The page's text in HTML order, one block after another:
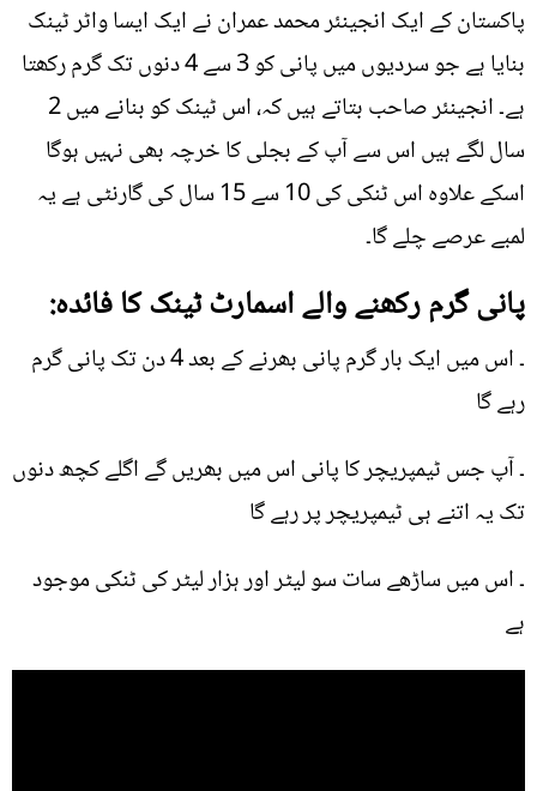
پاکستان کے ایک انجینئر محمد عمران نے ایک ایسا واٹر ٹینک
بنایا ہے جو سردیوں میں پانی کو 3 سے 4 دنوں تک گرم رکھتا
ہے۔ انجینئر صاحب بتاتے ہیں کہ، اس ٹینک کو بنانے میں 2
سال لگے ہیں اس سے آپ کے بجلی کا خرچہ بھی نہیں ہوگا
اسکے علاوہ اس ٹنکی کی 10 سے 15 سال کی گارنٹی ہے یہ
لمبے عرصے چلے گا۔
پانی گرم رکھنے والے اسمارٹ ٹینک کا فائدہ:
۔ اس میں ایک بار گرم پانی بھرنے کے بعد 4 دن تک پانی گرم
رہے گا
۔ آپ جس ٹیمپریچر کا پانی اس میں بھریں گے اگلے کچھ دنوں
تک یہ اتنے ہی ٹیمپریچر پر رہے گا
۔ اس میں ساڑھے سات سو لیٹر اور ہزار لیٹر کی ٹنکی موجود
ہے